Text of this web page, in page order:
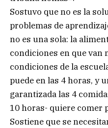
Sostuvo que no es la
problemas de
no es una sola: la
condiciones en que van
condiciones de la
puede en las 4 horas, y
garantizada las 4
10 horas- quiere comer
Sostiene que se